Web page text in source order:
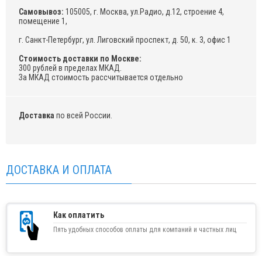
Самовывоз: 105005, г. Москва, ул.Радио, д.12, строение 4,
помещение 1,
г. Санкт-Петербург, ул. Лиговский проспект, д. 50, к. 3, офис 1
Стоимость доставки по Москве:
300 рублей в пределах МКАД.
За МКАД стоимость рассчитывается отдельно
Доставка по всей России.
ДОСТАВКА И ОПЛАТА
Как оплатить
Пять удобных способов оплаты для компаний и частных лиц